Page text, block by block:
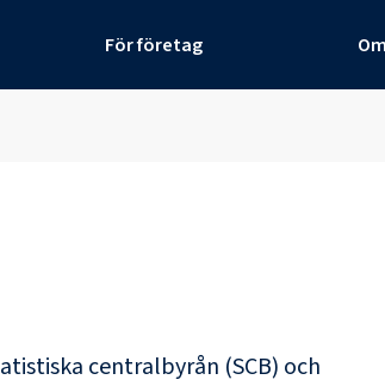
För företag
centralbyrån (SCB) och